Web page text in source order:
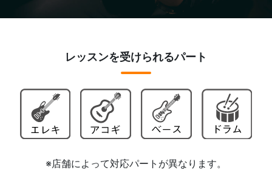
レッスンを受けられるパート
※店舗によって対応パートが異なります。